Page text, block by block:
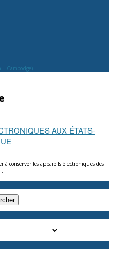
Cambodge)
AUX ÉTATS-
conserver les appareils électroniques des